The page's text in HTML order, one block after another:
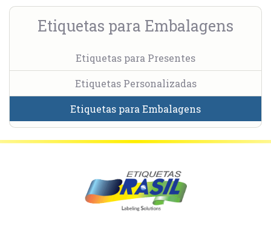
Etiquetas para Embalagens
Etiquetas para Presentes
Etiquetas Personalizadas
Etiquetas para Embalagens